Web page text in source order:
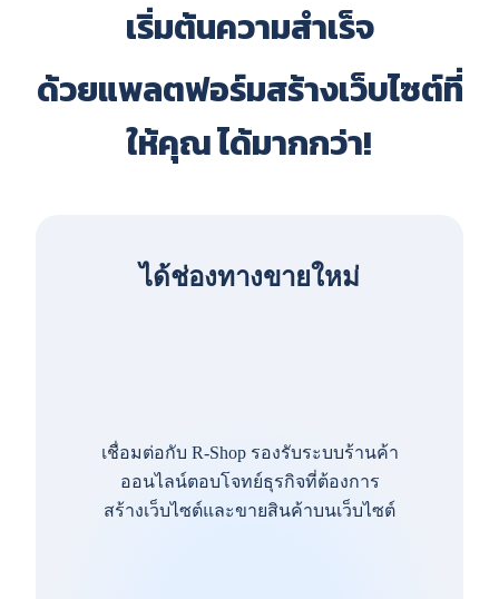
เริ่มต้นความสำเร็จ
ด้วยแพลตฟอร์มสร้างเว็บไซต์ที่
ให้คุณ ได้มากกว่า!
ได้ช่องทางขายใหม่
เชื่อมต่อกับ R-Shop รองรับระบบร้านค้า
ออนไลน์ตอบโจทย์ธุรกิจที่ต้องการ
สร้างเว็บไซต์และขายสินค้าบนเว็บไซต์